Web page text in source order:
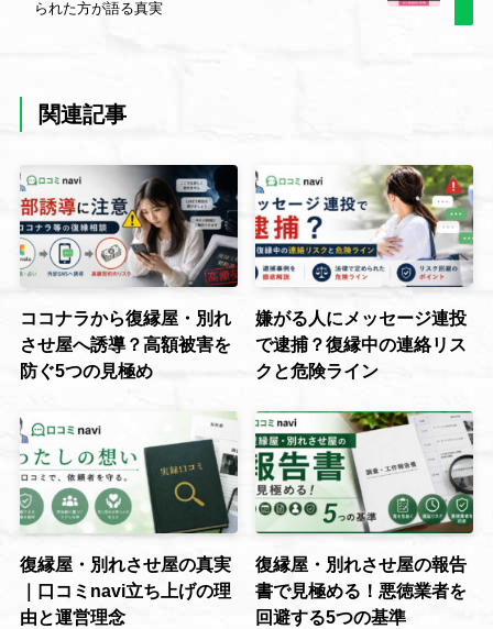
られた方が語る真実
関連記事
ココナラから復縁屋・別れ
させ屋へ誘導？高額被害を
防ぐ5つの見極め
嫌がる人にメッセージ連投
で逮捕？復縁中の連絡リス
クと危険ライン
復縁屋・別れさせ屋の真実
｜口コミnavi立ち上げの理
由と運営理念
復縁屋・別れさせ屋の報告
書で見極める！悪徳業者を
回避する5つの基準